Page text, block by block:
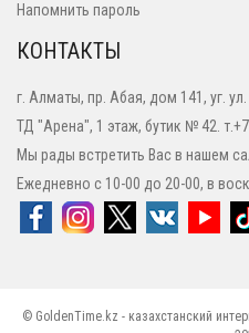
Напомнить пароль
КОНТАКТЫ
г. Алматы, пр. Абая, дом 141, уг. ул.
ТД "Арена", 1 этаж, бутик № 42.
Мы рады встретить Вас в нашем
Ежедневно с 10-00 до 20-00, в
© GoldenTime.kz - казахстанский